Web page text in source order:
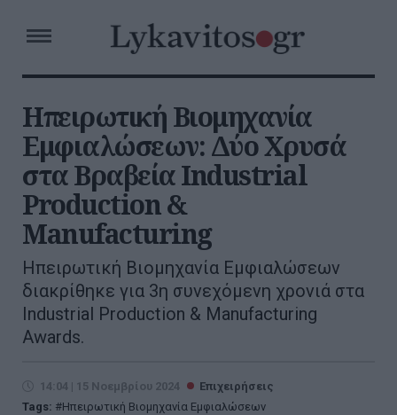
Ηπειρωτική Βιομηχανία
Εμφιαλώσεων: Δύο Χρυσά
στα Βραβεία Industrial
Production &
Manufacturing
Ηπειρωτική Βιομηχανία Εμφιαλώσεων
διακρίθηκε για 3η συνεχόμενη χρονιά στα
Industrial Production & Manufacturing
Awards.
14:04 | 15 Νοεμβρίου 2024
Επιχειρήσεις
Tags:
Ηπειρωτική Βιομηχανία Εμφιαλώσεων